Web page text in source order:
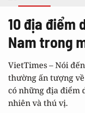
10 địa điểm
Nam trong
VietTimes – Nói
thường ấn tượng
có những địa điểm
nhiên và thú vị.